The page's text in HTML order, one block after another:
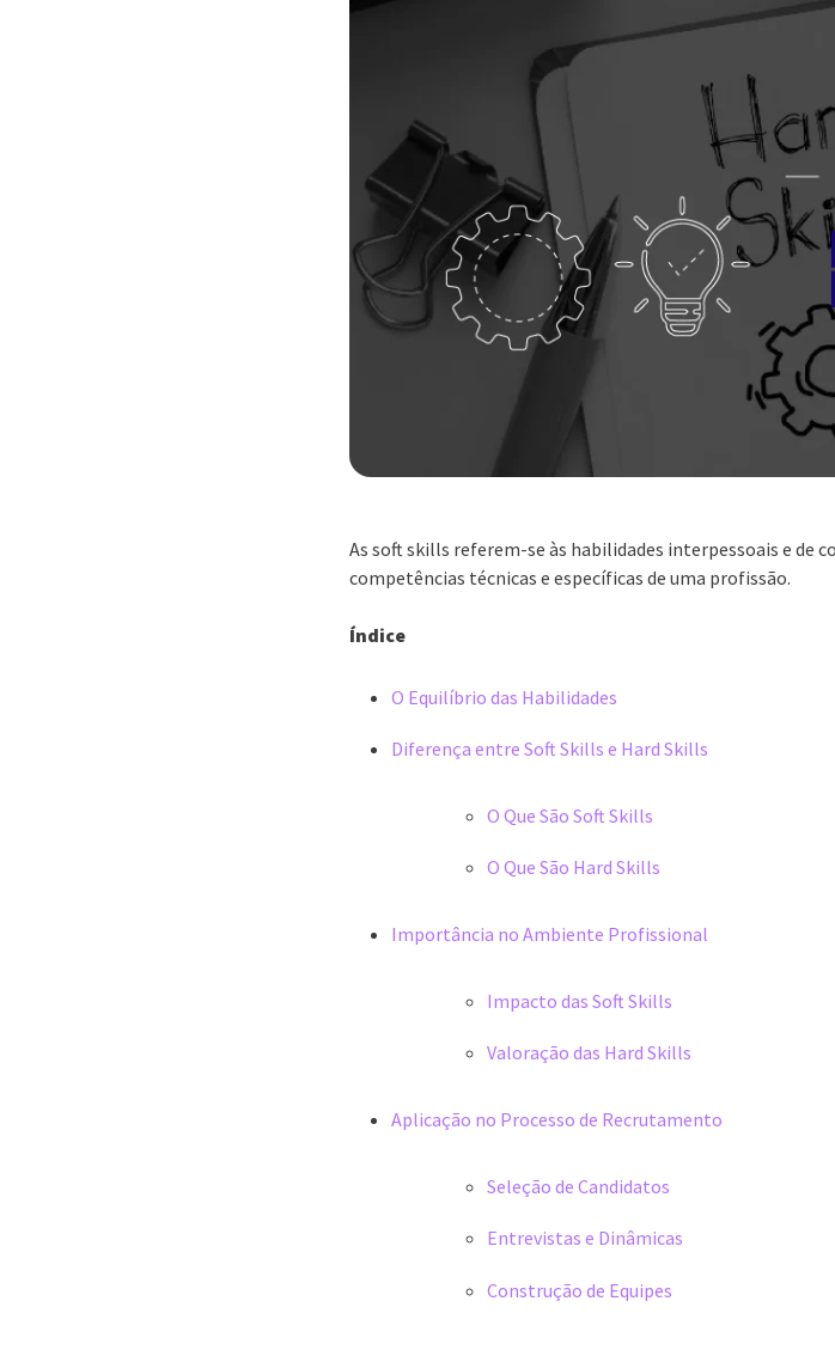
As soft skills referem-se às habilidades interpessoais e de
competências técnicas e específicas de uma profissão.
Índice
O Equilíbrio das Habilidades
Diferença entre Soft Skills e Hard Skills
O Que São Soft Skills
O Que São Hard Skills
Importância no Ambiente Profissional
Impacto das Soft Skills
Valoração das Hard Skills
Aplicação no Processo de Recrutamento
Seleção de Candidatos
Entrevistas e Dinâmicas
Construção de Equipes